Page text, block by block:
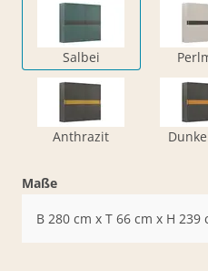
Salbei
Anthrazit
Maße
B 280 cm x T 66 cm x H 239